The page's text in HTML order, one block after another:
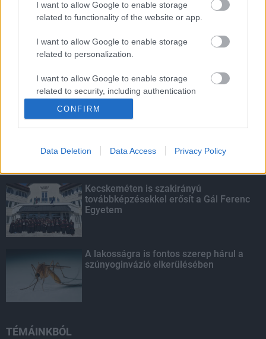
I want to allow Google to enable storage
related to functionality of the website or app.
I want to allow Google to enable storage
related to personalization.
I want to allow Google to enable storage
related to security, including authentication
CONFIRM
Data Deletion Data Access Privacy Policy
Fontos a postaládákba költöző
KIEMELT
Megérkezett az eső a Duna
Kecskeméten is szakirányú
továbbképzésekkel erősít a Gál Ferenc
Egyetem
A lakosságra is fontos szerep hárul a
szúnyoginvázió elkerülésében
TÉMÁINKBÓL